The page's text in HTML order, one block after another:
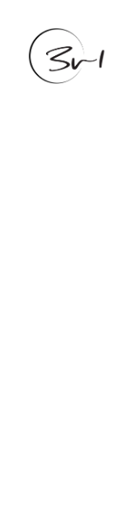
obsah